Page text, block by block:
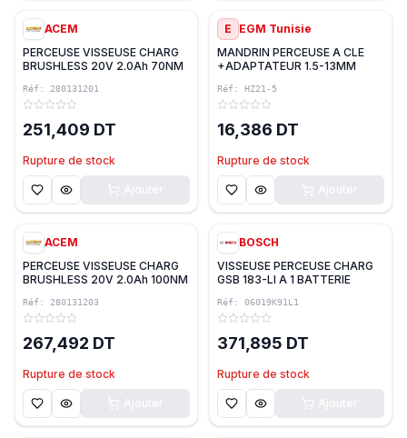
ACEM
PERCEUSE VISSEUSE CHARG
BRUSHLESS 20V 2.0Ah 70NM
BATTERIE ACEM
Réf: 280131201
251,409 DT
Rupture de stock
E
EGM Tunisie
MANDRIN PERCEUSE A CLE
+ADAPTATEUR 1.5-13MM
Réf: HZ21-5
16,386 DT
Rupture de stock
ACEM
PERCEUSE VISSEUSE CHARG
BRUSHLESS 20V 2.0Ah 100NM
BATTERIE ACEM
Réf: 280131203
267,492 DT
Rupture de stock
BOSCH
VISSEUSE PERCEUSE CHARG
GSB 183-LI A 1 BATTERIE
21/56/60-Nm BOSCH
Réf: 06019K91L1
371,895 DT
Rupture de stock